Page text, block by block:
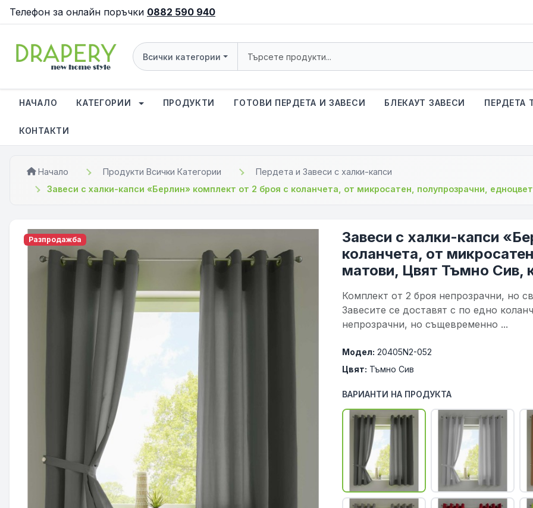
Телефон за онлайн поръчки 0882 590 940
Всички категории
НАЧАЛО КАТЕГОРИИ ПРОДУКТИ ГОТОВИ ПЕРДЕТА И ЗАВЕСИ БЛЕКАУТ ЗАВЕСИ ПЕРДЕТА
КОНТАКТИ
Начало Продукти Всички Категории
Пердета и Завеси с халки-капси
Завеси с халки-капси «Берлин» комплект от 2 броя с коланчета, от микросатен, полупрозрачни,
Разпродажба
Завеси с халки-капси
коланчета, от
матови, Цвят Тъмно Сив,
Комплект от 2 броя непрозрачни, но
Завесите се доставят с по едно
непрозрачни, но същевременно ...
Модел: 20405N2-052
Цвят: Тъмно Сив
ВАРИАНТИ НА ПРОДУКТА